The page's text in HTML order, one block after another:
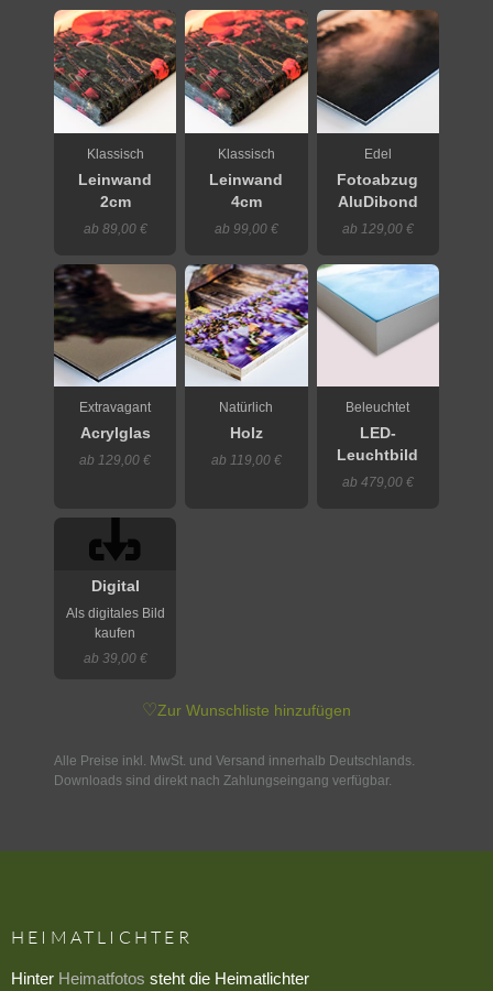
Klassisch
Leinwand
2cm
ab 89,00 €
Klassisch
Leinwand
4cm
ab 99,00 €
Edel
Fotoabzug
AluDibond
ab 129,00 €
Extravagant
Acrylglas
ab 129,00 €
Natürlich
Holz
ab 119,00 €
Beleuchtet
LED-
Leuchtbild
ab 479,00 €
Digital
Als digitales Bild
kaufen
ab 39,00 €
♡Zur Wunschliste hinzufügen
Alle Preise inkl. MwSt. und Versand innerhalb Deutschlands.
Downloads sind direkt nach Zahlungseingang verfügbar.
HEIMATLICHTER
Hinter Heimatfotos steht die Heimatlichter